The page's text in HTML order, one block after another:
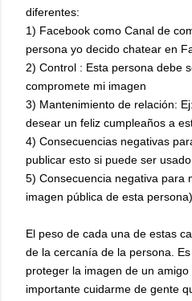
diferentes:
1) Facebook como Canal de
persona yo decido chatear en
2) Control : Esta persona debe
compromete mi imagen
3) Mantenimiento de relación:
desear un feliz cumpleaños a
4) Consecuencias negativas
publicar esto si puede ser
5) Consecuencia negativa para
imagen pública de esta persona).
El peso de cada una de estas
de la cercanía de la persona.
proteger la imagen de un
importante cuidarme de gente